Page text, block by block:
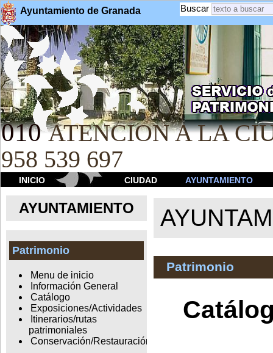
Ayuntamiento de Granada Buscar
010 ATENCION A LA
958 539 697
INICIO CIUDAD AYUNTAMIENTO
AYUNTAMIENTO
Patrimonio
Menu de inicio
Información General
Catálogo
Exposiciones/Actividades
Itinerarios/rutas
patrimoniales
Conservación/Restauración
Patrimonio